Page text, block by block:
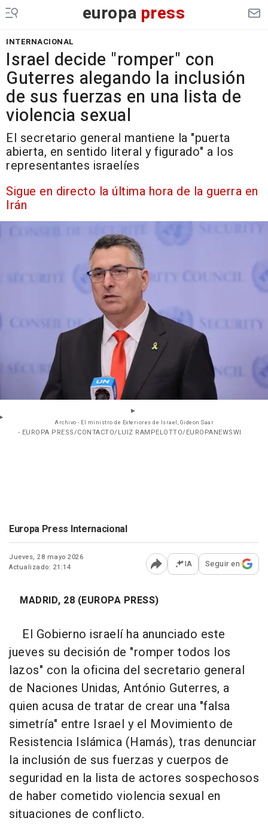
europa press
INTERNACIONAL
Israel decide "romper" con
Guterres alegando la inclusión
de sus fuerzas en una lista de
violencia sexual
El secretario general mantiene la "puerta
abierta, en sentido literal y figurado" a los
representantes israelíes
Sigue en directo la última hora de la guerra en
Irán
Archivo - El ministro de Exteriores de Israel, Gideon Saar
- EUROPA PRESS/CONTACTO/LUIZ RAMPELOTTO/EUROPANEWSWI
Europa Press Internacional
Jueves, 28 mayo 2026
Actualizado: 21:14
Abrir opciones para
IA Seguir en
MADRID, 28 (EUROPA PRESS)
El Gobierno israelí ha anunciado este
jueves su decisión de "romper todos los
lazos" con la oficina del secretario general
de Naciones Unidas, António Guterres, a
quien acusa de tratar de crear una "falsa
simetría" entre Israel y el Movimiento de
Resistencia Islámica (Hamás), tras denunciar
la inclusión de sus fuerzas y cuerpos de
seguridad en la lista de actores sospechosos
de haber cometido violencia sexual en
situaciones de conflicto.